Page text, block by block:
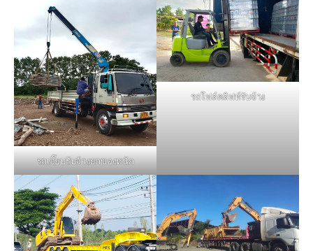
รถเฮี๊ยบรับจ้างยกของหนัก
รถโฟล์คลิฟท์รับจ้าง